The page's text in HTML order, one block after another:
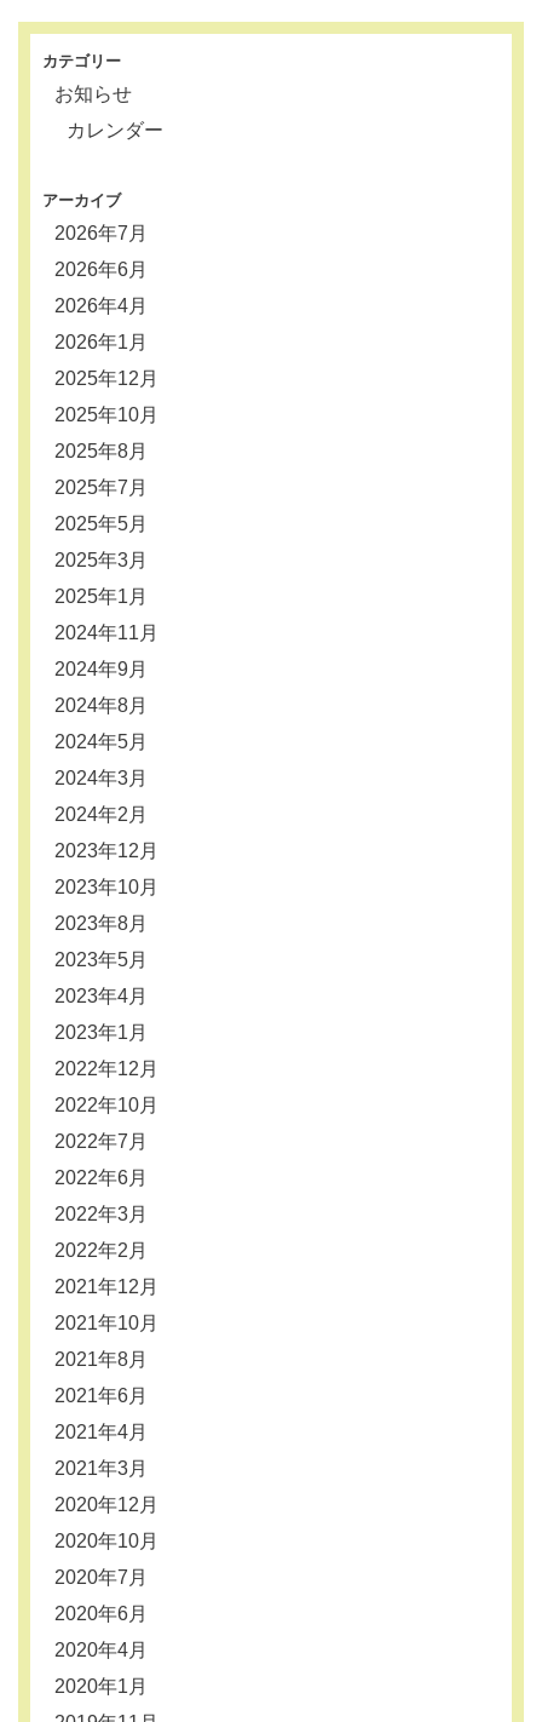
カテゴリー
お知らせ
カレンダー
アーカイブ
2026年7月
2026年6月
2026年4月
2026年1月
2025年12月
2025年10月
2025年8月
2025年7月
2025年5月
2025年3月
2025年1月
2024年11月
2024年9月
2024年8月
2024年5月
2024年3月
2024年2月
2023年12月
2023年10月
2023年8月
2023年5月
2023年4月
2023年1月
2022年12月
2022年10月
2022年7月
2022年6月
2022年3月
2022年2月
2021年12月
2021年10月
2021年8月
2021年6月
2021年4月
2021年3月
2020年12月
2020年10月
2020年7月
2020年6月
2020年4月
2020年1月